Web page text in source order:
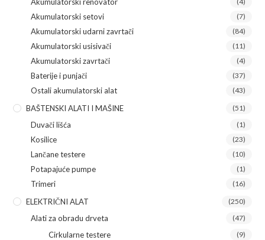
Akumulatorski setovi (7)
Akumulatorski udarni zavrtači (84)
Akumulatorski usisivači (11)
Akumulatorski zavrtači (4)
Baterije i punjači (37)
Ostali akumulatorski alat (43)
BAŠTENSKI ALATI I MAŠINE (51)
Duvači lišća (1)
Kosilice (23)
Lančane testere (10)
Potapajuće pumpe (1)
Trimeri (16)
ELEKTRIČNI ALAT (250)
Alati za obradu drveta (47)
Cirkularne testere (9)